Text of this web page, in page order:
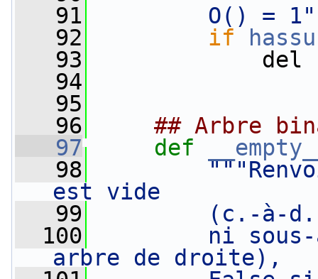
   91
O() =
   92
if
   93
del
   94
   95
   96
## Arbre
   97
def
   98
est vide
   99
(c.-à-
  100
ni
arbre de droite),